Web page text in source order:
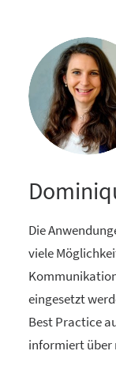
Die
viele
eingesetzt
Best Practice
informiert über